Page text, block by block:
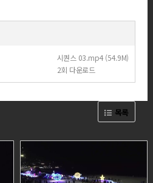
시퀀스 03.mp4 (54.9M)
2회 다운로드
목록